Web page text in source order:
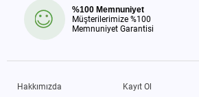
%100 Memnuniyet
Müşterilerimize %100
Memnuniyet Garantisi
Hakkımızda Kayıt Ol